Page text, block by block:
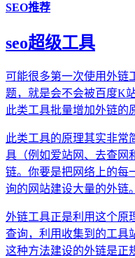
SEO推荐
seo超级工具
可能很多第一次使用外链
题，就是会不会被百度K
此类工具批量增加外链的
此类工具的原理其实非常
具（例如爱站网、去查网
链。你要是把网络上的每
询的网站建设大量的外链。
外链工具正是利用这个原
查询，利用收集到的工具
这种方法建设的外链是正